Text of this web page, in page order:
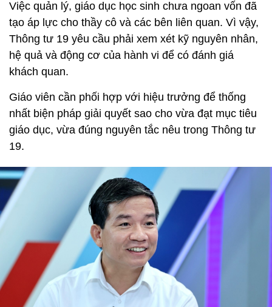
Việc quản lý, giáo dục học sinh chưa ngoan vốn đã
tạo áp lực cho thầy cô và các bên liên quan. Vì vậy,
Thông tư 19 yêu cầu phải xem xét kỹ nguyên nhân,
hệ quả và động cơ của hành vi để có đánh giá
khách quan.
Giáo viên cần phối hợp với hiệu trưởng để thống
nhất biện pháp giải quyết sao cho vừa đạt mục tiêu
giáo dục, vừa đúng nguyên tắc nêu trong Thông tư
19.